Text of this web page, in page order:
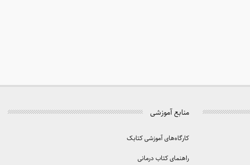
منابع آموزشی
کارگاه‌های آموزشی کتابک
راهنمای کتاب درمانی